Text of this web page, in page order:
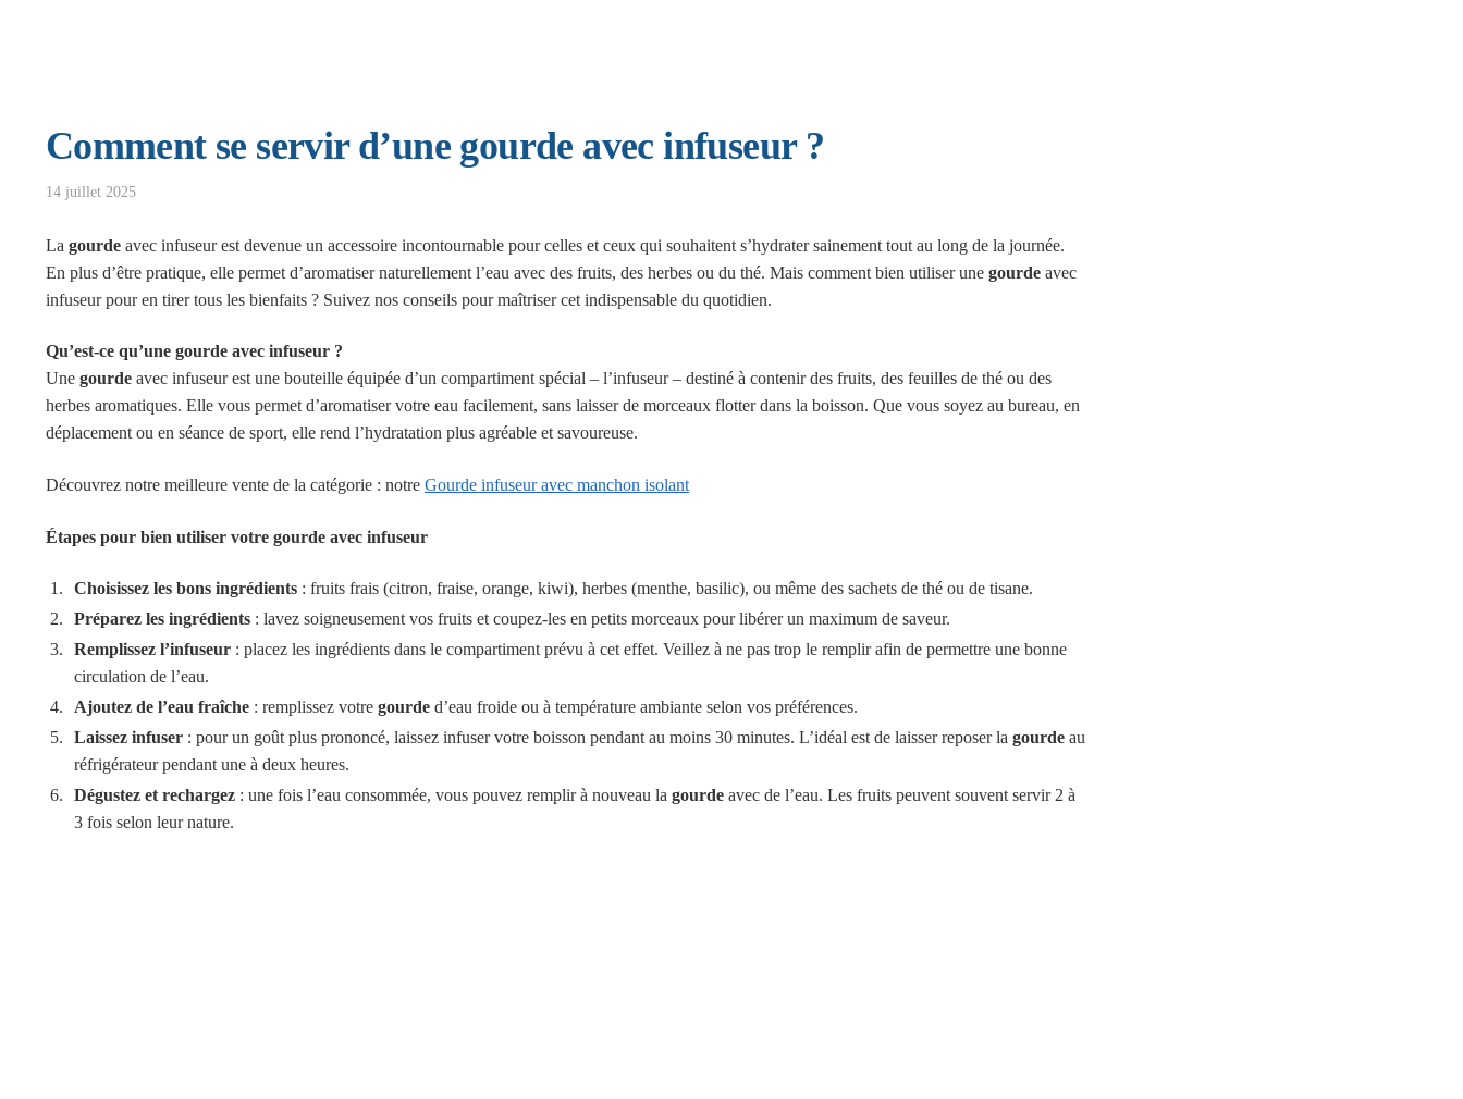
Comment se servir d’une gourde avec infuseur ?
14 juillet 2025
La gourdeavec infuseur est devenue un accessoire incontournable pour celles et ceux qui souhaitent s’hydrater sainement tout au long de la journée.
En plus d’être pratique, elle permet d’aromatiser naturellement l’eau avec des fruits, des herbes ou du thé. Mais comment bien utiliser une gourdeavec
infuseur pour en tirer tous les bienfaits ? Suivez nos conseils pour maîtriser cet indispensable du quotidien.
Qu’est-ce qu’une gourde avec infuseur ?
Une gourdeavec infuseur est une bouteille équipée d’un compartiment spécial – l’infuseur – destiné à contenir des fruits, des feuilles de thé ou des
herbes aromatiques. Elle vous permet d’aromatiser votre eau facilement, sans laisser de morceaux flotter dans la boisson. Que vous soyez au bureau, en
déplacement ou en séance de sport, elle rend l’hydratation plus agréable et savoureuse.
Découvrez notre meilleure vente de la catégorie : notre Gourde infuseur avec manchon isolant
Étapes pour bien utiliser votre gourde avec infuseur
Choisissez les bons ingrédients: fruits frais (citron, fraise, orange, kiwi), herbes (menthe, basilic), ou même des sachets de thé ou de tisane.
Préparez les ingrédients: lavez soigneusement vos fruits et coupez-les en petits morceaux pour libérer un maximum de saveur.
Remplissez l’infuseur: placez les ingrédients dans le compartiment prévu à cet effet. Veillez à ne pas trop le remplir afin de permettre une bonne
circulation de l’eau.
Ajoutez de l’eau fraîche: remplissez votre gourded’eau froide ou à température ambiante selon vos préférences.
Laissez infuser: pour un goût plus prononcé, laissez infuser votre boisson pendant au moins 30 minutes. L’idéal est de laisser reposer la gourdeau
réfrigérateur pendant une à deux heures.
Dégustez et rechargez: une fois l’eau consommée, vous pouvez remplir à nouveau la gourdeavec de l’eau. Les fruits peuvent souvent servir 2 à
3 fois selon leur nature.